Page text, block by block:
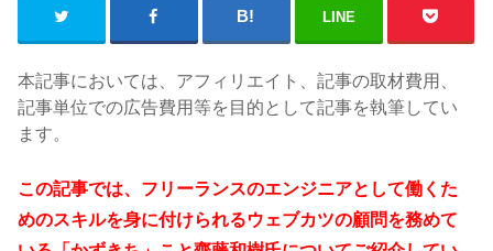
LINE
本記事においては、アフィリエイト、記事の取材費用、
記事単位での広告費用等を目的として記事を執筆してい
ます。
この記事では、フリーランスのエンジニアとして働くた
めのスキルを身に付けられるウェブカツの顧問を務めて